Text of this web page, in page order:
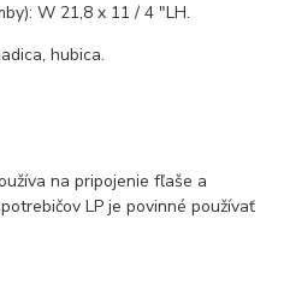
W 21,8 x 11 / 4 "LH.
hubica.
na pripojenie fľaše a
LP je povinné používať